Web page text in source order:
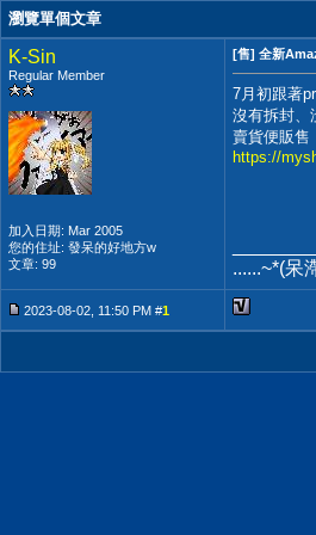
瀏覽單個文章
K-Sin
Regular Member
加入日期: Mar 2005
您的住址: 發呆的好地方w
文章: 99
[售] 全新
7月初跟著
沒有拆封、
賣貨便販售
https://
......~*(呆
2023-08-02, 11:50 PM #1